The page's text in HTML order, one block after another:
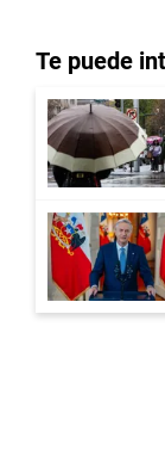
Te puede